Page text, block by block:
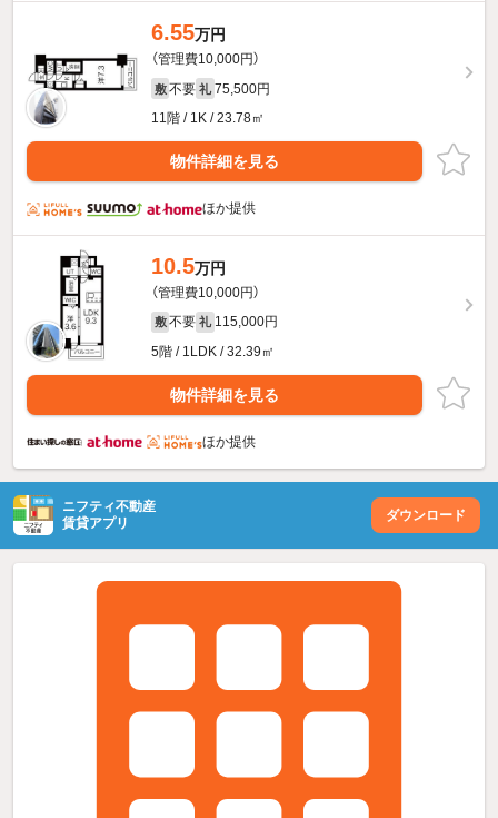
6.55万円
（管理費10,000円）
敷 不要 礼 75,500円
11階 / 1K / 23.78㎡
物件詳細を見る
ほか提供
10.5万円
（管理費10,000円）
敷 不要 礼 115,000円
5階 / 1LDK / 32.39㎡
物件詳細を見る
ほか提供
ニフティ不動産
賃貸アプリ
ダウンロード